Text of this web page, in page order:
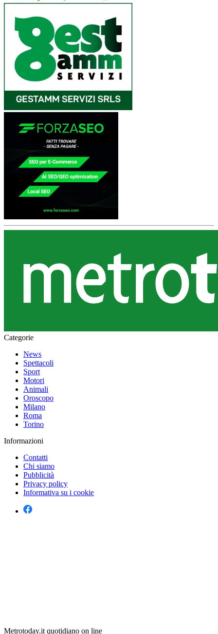
Categorie
News
Spettacoli
Sport
Motori
Animali
Oroscopo
Milano
Roma
Torino
Informazioni
Contatti
Chi siamo
Pubblicità
Privacy policy
Informativa su i cookie
Metrotoday.it quotidiano on line